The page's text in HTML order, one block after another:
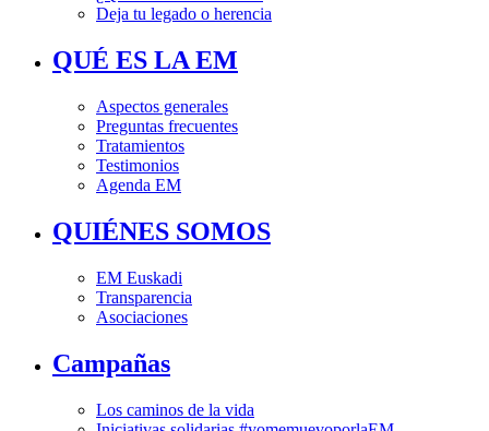
Deja tu legado o herencia
QUÉ ES LA EM
Aspectos generales
Preguntas frecuentes
Tratamientos
Testimonios
Agenda EM
QUIÉNES SOMOS
EM Euskadi
Transparencia
Asociaciones
Campañas
Los caminos de la vida